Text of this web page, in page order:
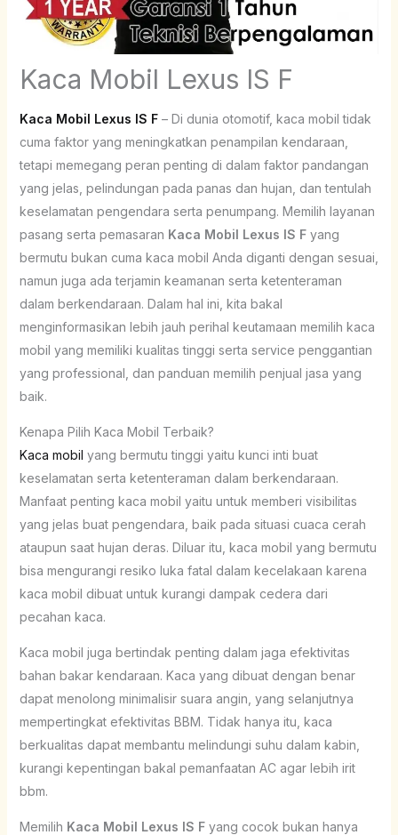
Kaca Mobil Lexus IS F
Kaca Mobil Lexus IS F– Di dunia otomotif, kaca mobil tidak
cuma faktor yang meningkatkan penampilan kendaraan,
tetapi memegang peran penting di dalam faktor pandangan
yang jelas, pelindungan pada panas dan hujan, dan tentulah
keselamatan pengendara serta penumpang. Memilih layanan
pasang serta pemasaran Kaca Mobil Lexus IS Fyang
bermutu bukan cuma kaca mobil Anda diganti dengan sesuai,
namun juga ada terjamin keamanan serta ketenteraman
dalam berkendaraan. Dalam hal ini, kita bakal
menginformasikan lebih jauh perihal keutamaan memilih kaca
mobil yang memiliki kualitas tinggi serta service penggantian
yang professional, dan panduan memilih penjual jasa yang
baik.
Kenapa Pilih Kaca Mobil Terbaik?
Kaca mobil yang bermutu tinggi yaitu kunci inti buat
keselamatan serta ketenteraman dalam berkendaraan.
Manfaat penting kaca mobil yaitu untuk memberi visibilitas
yang jelas buat pengendara, baik pada situasi cuaca cerah
ataupun saat hujan deras. Diluar itu, kaca mobil yang bermutu
bisa mengurangi resiko luka fatal dalam kecelakaan karena
kaca mobil dibuat untuk kurangi dampak cedera dari
pecahan kaca.
Kaca mobil juga bertindak penting dalam jaga efektivitas
bahan bakar kendaraan. Kaca yang dibuat dengan benar
dapat menolong minimalisir suara angin, yang selanjutnya
mempertingkat efektivitas BBM. Tidak hanya itu, kaca
berkualitas dapat membantu melindungi suhu dalam kabin,
kurangi kepentingan bakal pemanfaatan AC agar lebih irit
bbm.
Memilih Kaca Mobil Lexus IS Fyang cocok bukan hanya